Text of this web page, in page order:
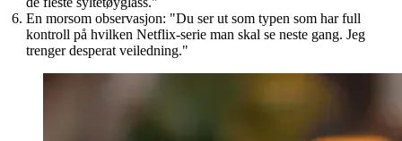
En morsom observasjon: "Du ser ut som typen som har full
kontroll på hvilken Netflix-serie man skal se neste gang. Jeg
trenger desperat veiledning."